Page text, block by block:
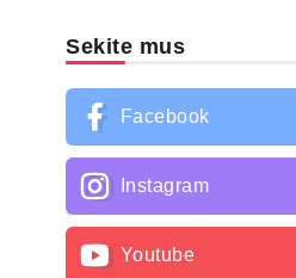
Sekite mus
Facebook
Instagram
Youtube